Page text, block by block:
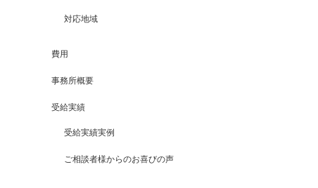
対応地域
費用
事務所概要
受給実績
受給実績実例
ご相談者様からのお喜びの声